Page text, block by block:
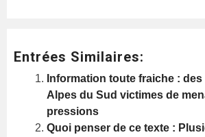
Entrées Similaires:
Information toute fraiche :
Alpes du Sud victimes de
pressions
Quoi penser de ce texte :